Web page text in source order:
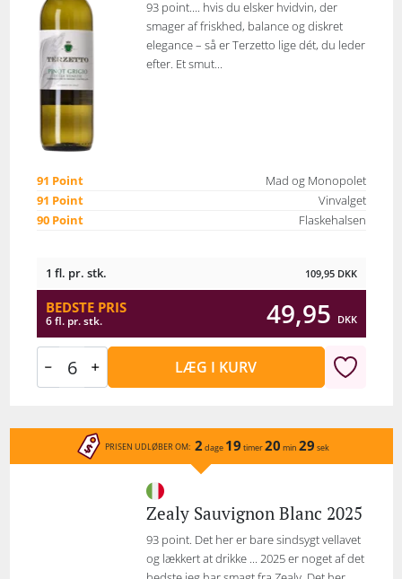
93 point.... hvis du elsker hvidvin, der
smager af friskhed, balance og diskret
elegance – så er Terzetto lige dét, du leder
efter. Et smut...
91 Point
Mad og Monopolet
91 Point
Vinvalget
90 Point
Flaskehalsen
1 fl. pr. stk. 109,95 DKK
BEDSTE PRIS
6 fl. pr. stk. 49,95 DKK
LÆG I KURV
PRISEN UDLØBER OM: 2 dage 19 timer20 min 29 sek
Zealy Sauvignon Blanc 2025
93 point. Det her er bare sindsygt vellavet
og lækkert at drikke ... 2025 er noget af det